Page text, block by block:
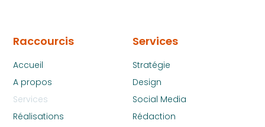
Services
Stratégie
Design
Social Media
Rédaction
Raccourcis
Accueil
A propos
Services
Réalisations